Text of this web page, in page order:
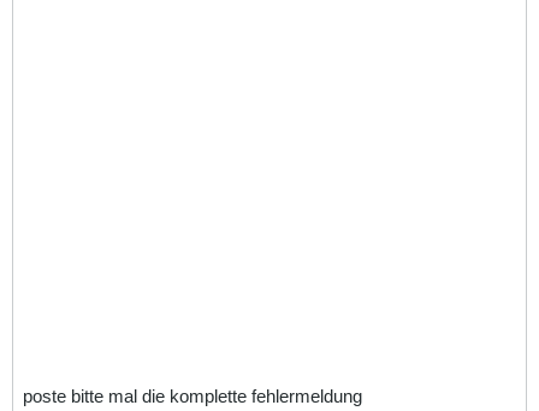
poste bitte mal die komplette fehlermeldung